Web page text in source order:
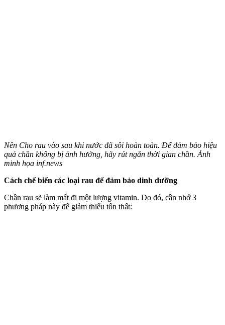
Nên Cho rau vào sau khi nước đã sôi hoàn toàn. Để đảm bảo hiệu
quả chần không bị ảnh hưởng, hãy rút ngắn thời gian chần. Ảnh
minh họa inf.news
Cách chế biến các loại rau để đảm bảo dinh dưỡng
Chần rau sẽ làm mất đi một lượng vitamin. Do đó, cần nhớ 3
phương pháp này để giảm thiểu tổn thất: